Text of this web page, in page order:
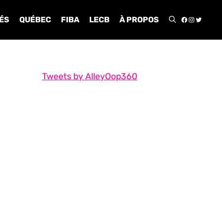
QUÉBEC FIBA LECB À PROPOS
Tweets by AlleyOop360